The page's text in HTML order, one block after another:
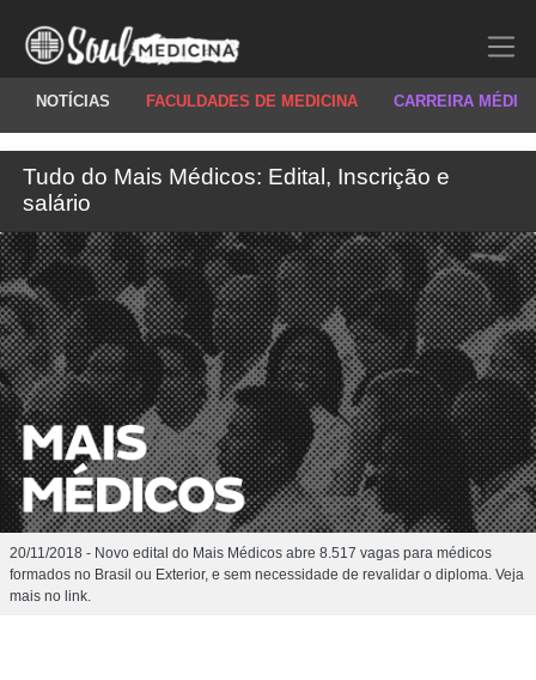
NOTÍCIAS FACULDADES DE MEDICINA CARREIRA
Tudo do Mais Médicos: Edital, Inscrição e
salário
20/11/2018 - Novo edital do Mais Médicos abre 8.517 vagas para médicos
formados no Brasil ou Exterior, e sem necessidade de revalidar o diploma. Veja
mais no link.